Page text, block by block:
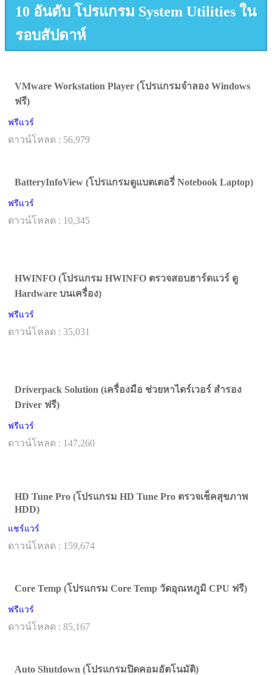
10 อันดับ โปรแกรม System Utilities ใน
รอบสัปดาห์
VMware Workstation Player (โปรแกรมจำลอง Windows
ฟรี)
ฟรีแวร์
ดาวน์โหลด : 56,979
BatteryInfoView (โปรแกรมดูแบตเตอรี่ Notebook Laptop)
ฟรีแวร์
ดาวน์โหลด : 10,345
HWINFO (โปรแกรม HWINFO ตรวจสอบฮาร์ดแวร์ ดู
Hardware บนเครื่อง)
ฟรีแวร์
ดาวน์โหลด : 35,031
Driverpack Solution (เครื่องมือ ช่วยหาไดร์เวอร์ สำรอง
Driver ฟรี)
ฟรีแวร์
ดาวน์โหลด : 147,260
HD Tune Pro (โปรแกรม HD Tune Pro ตรวจเช็คสุขภาพ
HDD)
แชร์แวร์
ดาวน์โหลด : 159,674
Core Temp (โปรแกรม Core Temp วัดอุณหภูมิ CPU ฟรี)
ฟรีแวร์
ดาวน์โหลด : 85,167
Auto Shutdown (โปรแกรมปิดคอมอัตโนมัติ)